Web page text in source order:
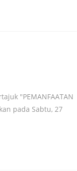
"PEMANFAATAN
pada Sabtu, 27